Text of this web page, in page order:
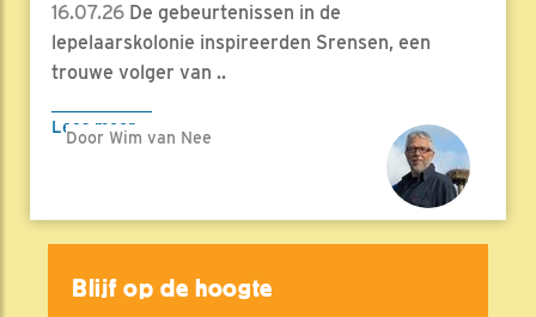
16.07.26 De gebeurtenissen in de
lepelaarskolonie inspireerden Srensen, een
trouwe volger van ..
Lees meer
Door Wim van Nee
Blijf op de hoogte